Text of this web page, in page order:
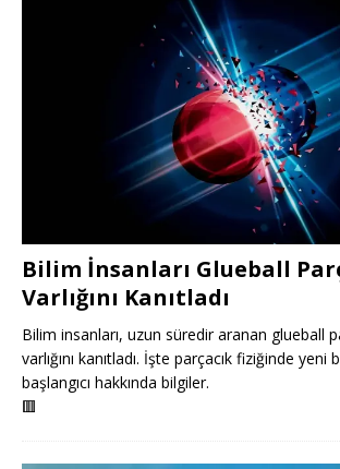
Bilim İnsanları Glueball
Varlığını Kanıtladı
Bilim insanları, uzun süredir aranan glueball
varlığını kanıtladı. İşte parçacık fiziğinde yeni
başlangıcı hakkında bilgiler.
🟥